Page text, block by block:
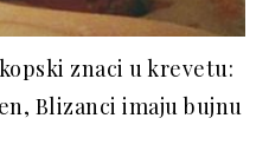
znaci u krevetu:
Blizanci imaju bujnu